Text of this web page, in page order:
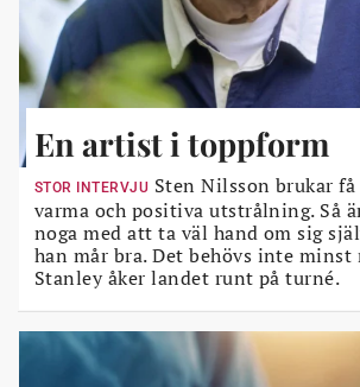
En artist i toppform
STOR INTERVJU Sten Nilsson brukar
varma och positiva utstrålning. Så
noga med att ta väl hand om sig
han mår bra. Det behövs inte
Stanley åker landet runt på turné.